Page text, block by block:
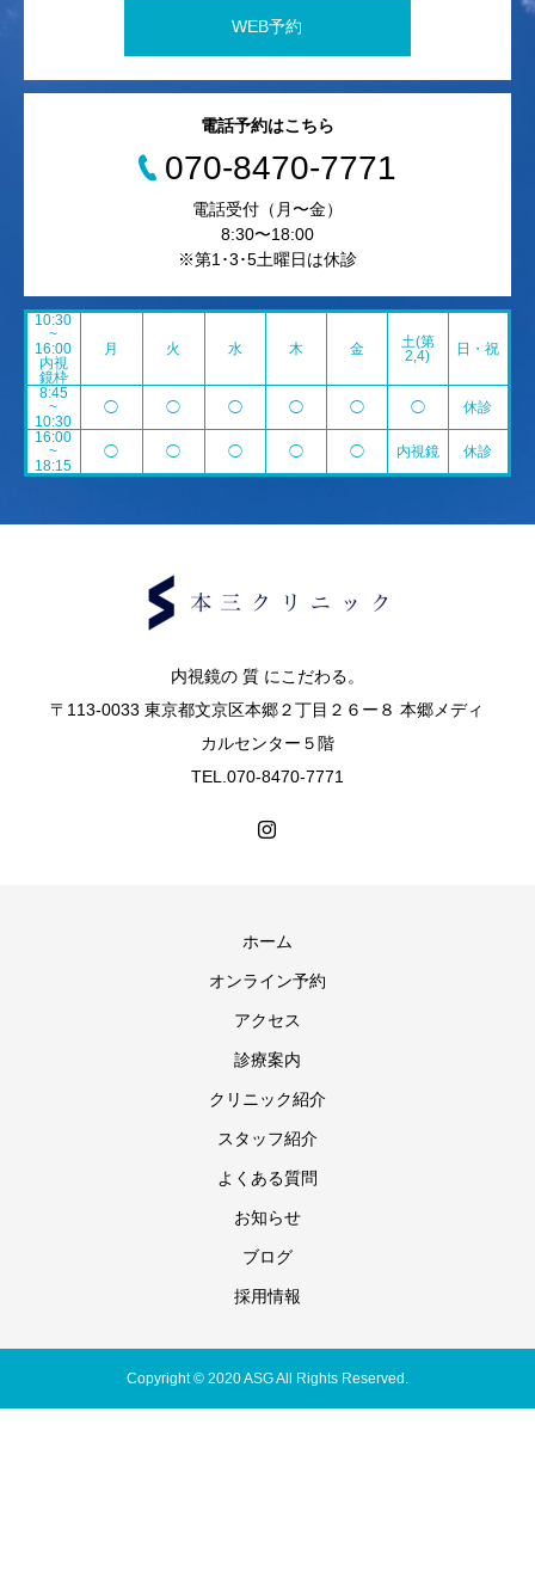
WEB予約
電話予約はこちら
070-8470-7771
電話受付（月〜金）
8:30〜18:00
※第1･3･5土曜日は休診
10:30
~
16:00
内視
鏡枠
月 火 水 木 金
土(第
2,4)
日・祝
8:45
~
10:30
◯ ◯ ◯ ◯ ◯ ◯
休診
16:00
~
18:15
◯ ◯ ◯ ◯ ◯ 内視鏡 休診
内視鏡の 質 にこだわる。
〒113-0033 東京都文京区本郷２丁目２６ー８ 本郷メディ
カルセンター５階
TEL.070-8470-7771
ホーム
オンライン予約
アクセス
診療案内
クリニック紹介
スタッフ紹介
よくある質問
お知らせ
ブログ
採用情報
Copyright © 2020 ASG All Rights Reserved.